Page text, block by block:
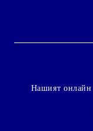
Нашият онлайн